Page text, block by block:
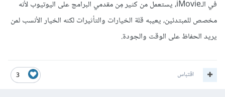
في الـiMovie، يستعمل من كثير مِن مقدمي البرامج على اليوتيوب لأنه
مخصص للمبتدئين، يعيبه قلة الخيارات والتأثيرات لكنه الخيار الأنسب لمن
يريد الحفاظ على الوقت والجودة.
3 اقتباس